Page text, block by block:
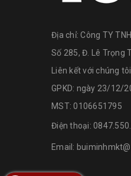
Địa chỉ:Công TY
Số 285, Đ. Lê Trọng
Liên kết với chúng
GPKD: ngày 23/12/
MST: 0106651795
Điện thoại:
Email: